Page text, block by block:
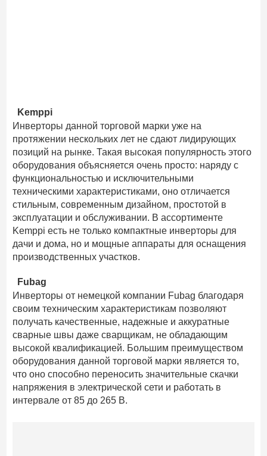
Kemppi
Инверторы данной торговой марки уже на
протяжении нескольких лет не сдают лидирующих
позиций на рынке. Такая высокая популярность этого
оборудования объясняется очень просто: наряду с
функциональностью и исключительными
техническими характеристиками, оно отличается
стильным, современным дизайном, простотой в
эксплуатации и обслуживании. В ассортименте
Kemppi есть не только компактные инверторы для
дачи и дома, но и мощные аппараты для оснащения
производственных участков.
Fubag
Инверторы от немецкой компании Fubag благодаря
своим техническим характеристикам позволяют
получать качественные, надежные и аккуратные
сварные швы даже сварщикам, не обладающим
высокой квалификацией. Большим преимуществом
оборудования данной торговой марки является то,
что оно способно переносить значительные скачки
напряжения в электрической сети и работать в
интервале от 85 до 265 В.